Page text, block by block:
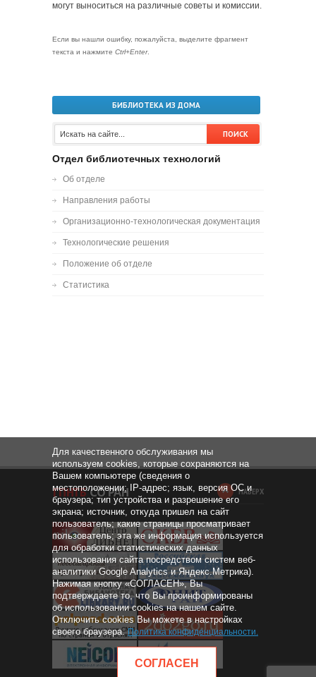
могут выноситься на различные советы и комиссии.
Если вы нашли ошибку, пожалуйста, выделите фрагмент
текста и нажмите Ctrl+Enter.
БИБЛИОТЕКА ИЗ ДОМА
Отдел библиотечных технологий
Об отделе
Направления работы
Организационно-технологическая документация
Технологические решения
Положение об отделе
Статистика
НАВЕРХ
Для качественного обслуживания мы
используем cookies, которые сохраняются на
Вашем компьютере (сведения о
местоположении; IP-адрес; язык, версия ОС и
браузера; тип устройства и разрешение его
экрана; источник, откуда пришел на сайт
пользователь; какие страницы просматривает
пользователь; эта же информация используется
для обработки статистических данных
использования сайта посредством систем веб-
аналитики Google Analytics и Яндекс.Метрика).
Нажимая кнопку «СОГЛАСЕН», Вы
подтверждаете то, что Вы проинформированы
об использовании cookies на нашем сайте.
Отключить cookies Вы можете в настройках
своего браузера.Политика конфиденциальности.
СОГЛАСЕН